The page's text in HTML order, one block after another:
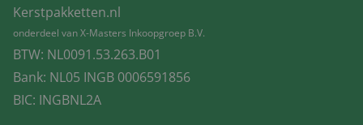
Kerstpakketten.nl
onderdeel van X-Masters Inkoopgroep B.V.
BTW: NL0091.53.263.B01
Bank: NL05 INGB 0006591856
BIC: INGBNL2A